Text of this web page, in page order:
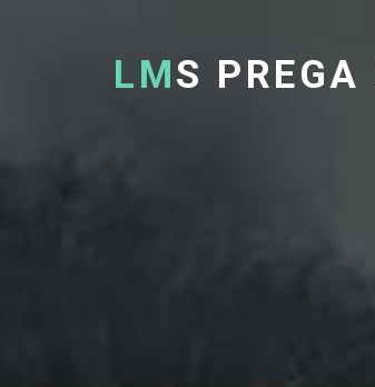
LMS PREGA